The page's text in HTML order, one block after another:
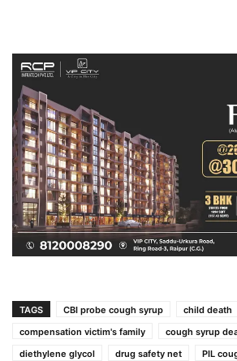
TAGS CBI probe cough syrup
child death
compensation victim's family
cough syrup
diethylene glycol
drug safety net
PIL